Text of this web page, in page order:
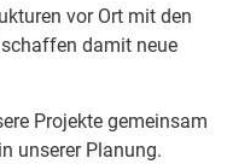
vor Ort mit den
damit neue
Projekte gemeinsam
unserer Planung.